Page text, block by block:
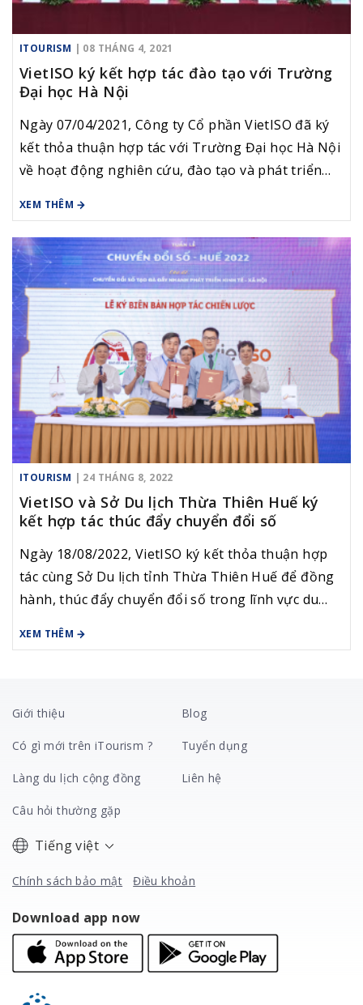
ITOURISM | 08 THÁNG 4, 2021
VietISO ký kết hợp tác đào tạo với Trường
Đại học Hà Nội
Ngày 07/04/2021, Công ty Cổ phần VietISO đã ký
kết thỏa thuận hợp tác với Trường Đại học Hà Nội
về hoạt động nghiên cứu, đào tạo và phát triển
XEM THÊM
ITOURISM | 24 THÁNG 8, 2022
VietISO và Sở Du lịch Thừa Thiên Huế ký
kết hợp tác thúc đẩy chuyển đổi số
Ngày 18/08/2022, VietISO ký kết thỏa thuận hợp
tác cùng Sở Du lịch tỉnh Thừa Thiên Huế để đồng
hành, thúc đẩy chuyển đổi số trong lĩnh vực du
XEM THÊM
Giới thiệu Blog
Có gì mới trên iTourism ? Tuyển dụng
Làng du lịch cộng đồng Liên hệ
Câu hỏi thường gặp
Tiếng việt
Chính sách bảo mật Điều khoản
Download app now